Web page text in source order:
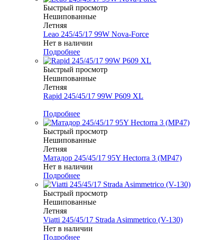
Быстрый просмотр
Нешипованные
Летняя
Leao 245/45/17 99W Nova-Force
Нет в наличии
Подробнее
Быстрый просмотр
Нешипованные
Летняя
Rapid 245/45/17 99W P609 XL
Подробнее
Быстрый просмотр
Нешипованные
Летняя
Матадор 245/45/17 95Y Hectorra 3 (MP47)
Нет в наличии
Подробнее
Быстрый просмотр
Нешипованные
Летняя
Viatti 245/45/17 Strada Asimmetrico (V-130)
Нет в наличии
Подробнее